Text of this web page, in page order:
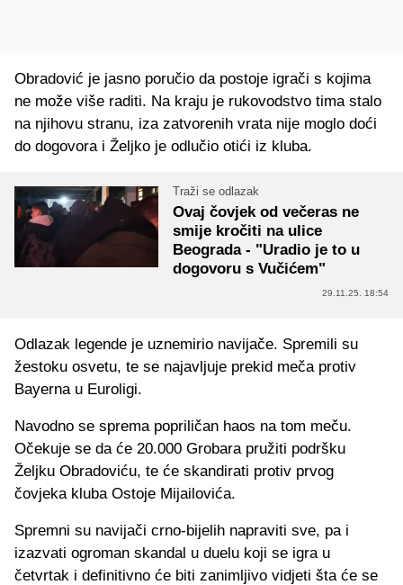
Obradović je jasno poručio da postoje igrači s kojima
ne može više raditi. Na kraju je rukovodstvo tima stalo
na njihovu stranu, iza zatvorenih vrata nije moglo doći
do dogovora i Željko je odlučio otići iz kluba.
Traži se odlazak
Ovaj čovjek od večeras ne
smije kročiti na ulice
Beograda - "Uradio je to u
dogovoru s Vučićem"
29.11.25. 18:54
Odlazak legende je uznemirio navijače. Spremili su
žestoku osvetu, te se najavljuje prekid meča protiv
Bayerna u Euroligi.
Navodno se sprema popriličan haos na tom meču.
Očekuje se da će 20.000 Grobara pružiti podršku
Željku Obradoviću, te će skandirati protiv prvog
čovjeka kluba Ostoje Mijailovića.
Spremni su navijači crno-bijelih napraviti sve, pa i
izazvati ogroman skandal u duelu koji se igra u
četvrtak i definitivno će biti zanimljivo vidjeti šta će se